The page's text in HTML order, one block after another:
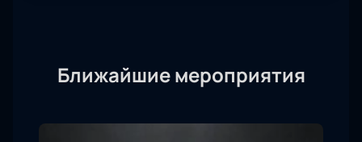
Ближайшие мероприятия